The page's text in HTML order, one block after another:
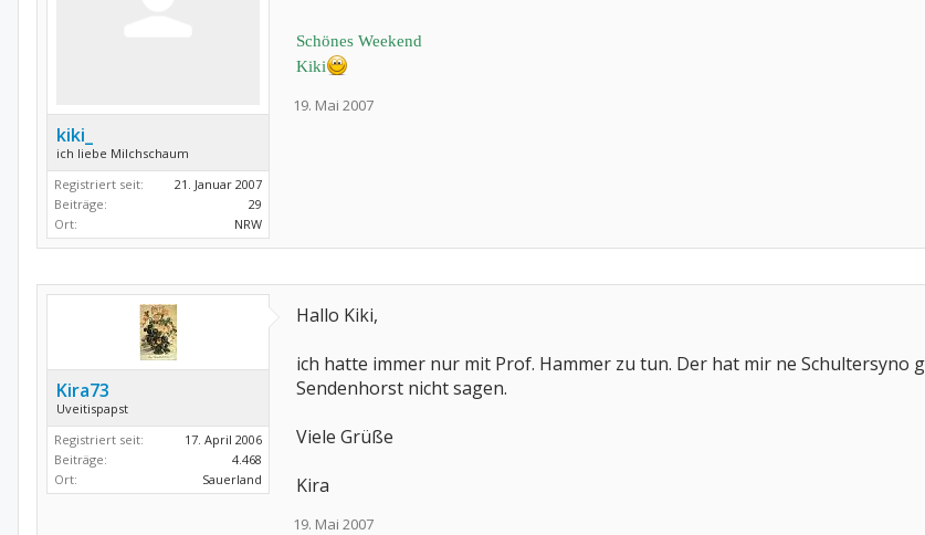
kiki_
ich liebe Milchschaum
Registriert seit:
21. Januar 2007
Beiträge:
29
Ort:
NRW
Schönes Weekend
Kiki
19. Mai 2007
Kira73
Uveitispapst
Registriert seit:
17. April 2006
Beiträge:
4.468
Ort:
Sauerland
Hallo Kiki,
ich hatte immer nur mit Prof. Hammer zu tun. Der hat mir ne Schultersyno
Sendenhorst nicht sagen.
Viele Grüße
Kira
19. Mai 2007